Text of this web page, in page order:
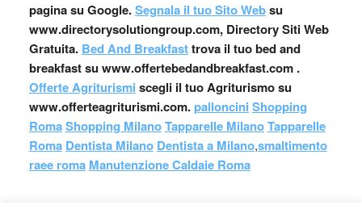
pagina su Google.Segnala il tuo Sito Websu
www.directorysolutiongroup.com, Directory Siti Web
Gratuita. Bed And Breakfasttrova il tuo bed and
breakfast su www.offertebedandbreakfast.com .
Offerte Agriturismi scegli il tuo Agriturismo su
www.offerteagriturismi.com. palloncini Shopping
RomaShopping MilanoTapparelle MilanoTapparelle
Roma Dentista Milano Dentista a Milano,smaltimento
raee roma Manutenzione Caldaie Roma